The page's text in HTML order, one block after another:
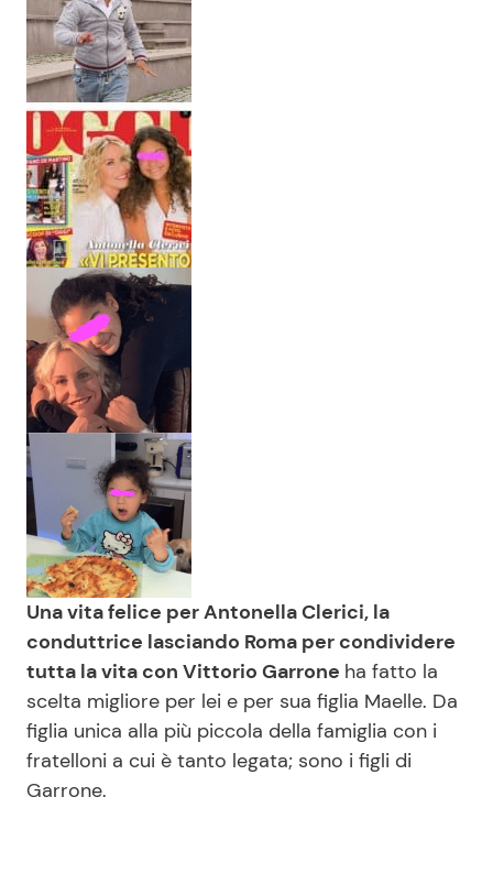
Una vita felice per Antonella Clerici, la
conduttrice lasciando Roma per condividere
tutta la vita con Vittorio Garrone ha fatto la
scelta migliore per lei e per sua figlia Maelle. Da
figlia unica alla più piccola della famiglia con i
fratelloni a cui è tanto legata; sono i figli di
Garrone.